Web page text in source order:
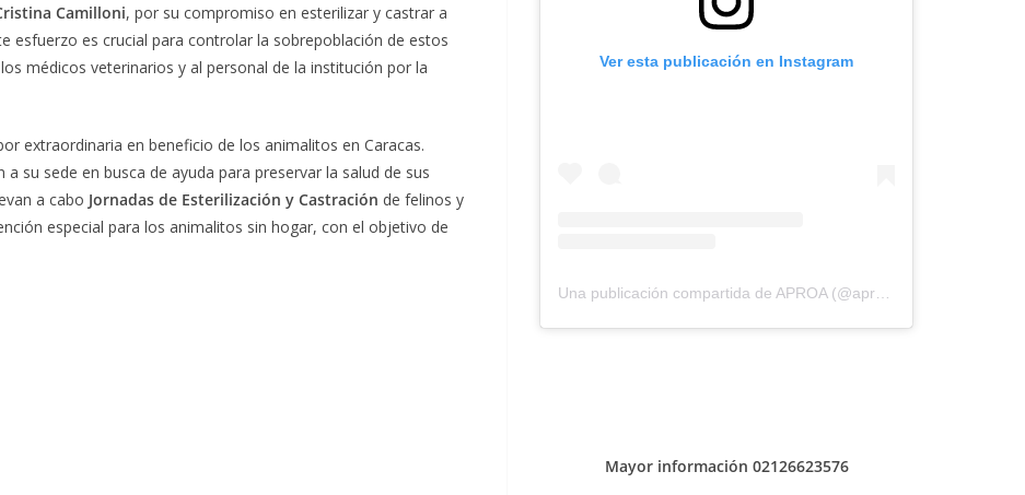
Camilloni, por su compromiso en esterilizar y castrar a
esfuerzo es crucial para controlar la sobrepoblación de estos
médicos veterinarios y al personal de la institución por la
extraordinaria en beneficio de los animalitos en Caracas.
su sede en busca de ayuda para preservar la salud de sus
a cabo Jornadas de Esterilización y Castración de felinos y
especial para los animalitos sin hogar, con el objetivo de
Ver esta publicación en Instagram
Una publicación compartida de APROA (@aproavzla)
Mayor información 02126623576